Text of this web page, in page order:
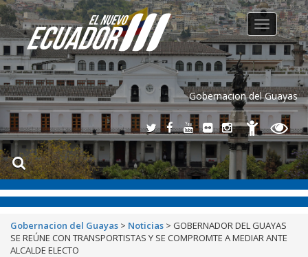
Gobernacion del Guayas
Toggle
navigation
Gobernacion del Guayas > Noticias > GOBERNADOR DEL GUAYAS
SE REÚNE CON TRANSPORTISTAS Y SE COMPROMTE A MEDIAR ANTE
ALCALDE ELECTO